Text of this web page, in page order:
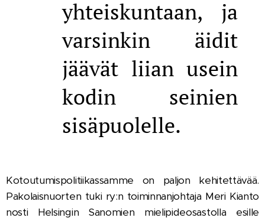
yhteiskuntaan, ja
varsinkin äidit
jäävät liian usein
kodin seinien
sisäpuolelle.
Kotoutumispolitiikassamme on paljon kehitettävää.
Pakolaisnuorten tuki ry:n toiminnanjohtaja Meri Kianto
nosti Helsingin Sanomien mielipideosastolla esille